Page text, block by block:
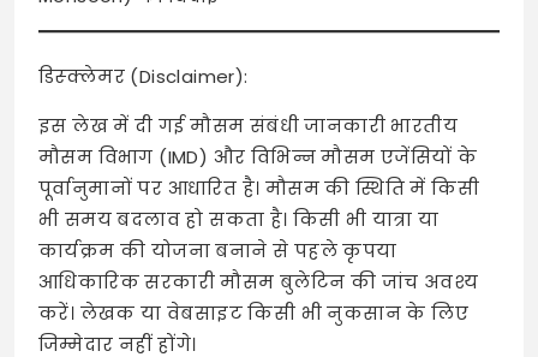
डिस्क्लेमर (Disclaimer):
इस लेख में दी गई मौसम संबंधी जानकारी भारतीय
मौसम विभाग (IMD) और विभिन्न मौसम एजेंसियों के
पूर्वानुमानों पर आधारित है। मौसम की स्थिति में किसी
भी समय बदलाव हो सकता है। किसी भी यात्रा या
कार्यक्रम की योजना बनाने से पहले कृपया
आधिकारिक सरकारी मौसम बुलेटिन की जांच अवश्य
करें। लेखक या वेबसाइट किसी भी नुकसान के लिए
जिम्मेदार नहीं होंगे।